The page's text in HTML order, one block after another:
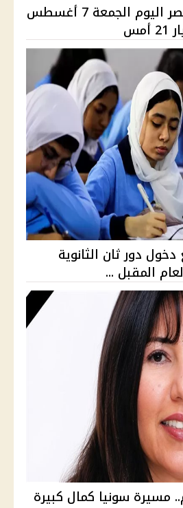
سعر الذهب في مصر اليوم الجمعة 7 أغسطس
دخول دور ثان الثانوية
المقبل ...
مسيرة سونيا كمال كبيرة